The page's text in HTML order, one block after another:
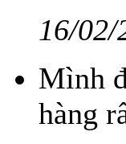
16/02/
Mình
hàng